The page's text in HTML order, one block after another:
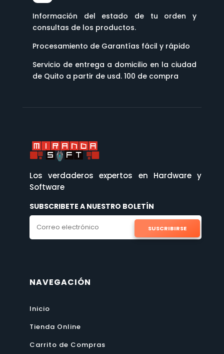
Información del estado de tu orden y
consultas de los productos.
Procesamiento de Garantías fácil y rápido
Servicio de entrega a domicilio en la ciudad
de Quito a partir de usd. 100 de compra
Los verdaderos expertos en Hardware y
Software
SUBSCRIBETE A NUESTRO BOLETÍN
SUSCRIBIRSE
NAVEGACIÓN
Inicio
Tienda Online
Carrito de Compras